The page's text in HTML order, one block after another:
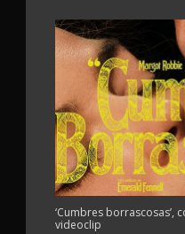
‘Cumbres borrascosas’,
videoclip